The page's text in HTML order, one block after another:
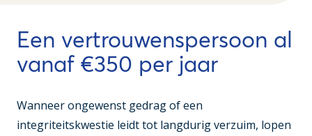
Een vertrouwenspersoon al
vanaf €350 per jaar
Wanneer ongewenst gedrag of een
integriteitskwestie leidt tot langdurig verzuim, lopen